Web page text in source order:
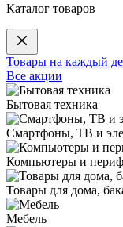
Каталог товаров
Товары на каждый
Все акции
Бытовая техника
Смартфоны, ТВ и
Компьютеры и
Товары для дома,
Мебель